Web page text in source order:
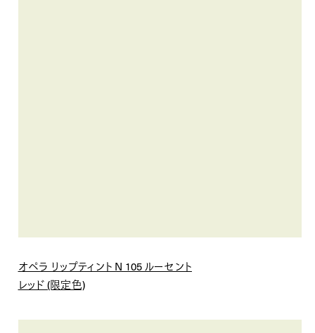
オペラ リップティント N 105 ルーセント
レッド (限定色)